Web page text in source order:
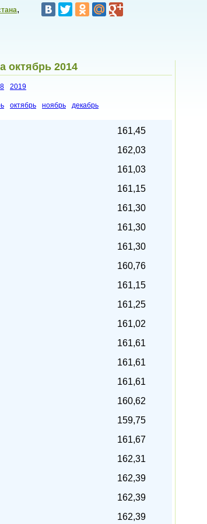
,
октябрь 2014
2019
октябрь ноябрь декабрь
161,45
162,03
161,03
161,15
161,30
161,30
161,30
160,76
161,15
161,25
161,02
161,61
161,61
161,61
160,62
159,75
161,67
162,31
162,39
162,39
162,39